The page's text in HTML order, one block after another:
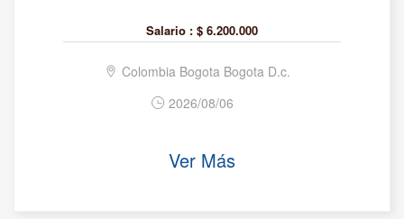
Salario : $ 6.200.000
Colombia Bogota Bogota D.c.
2026/08/06
Ver Más